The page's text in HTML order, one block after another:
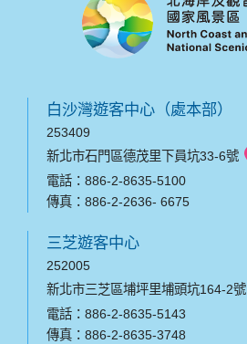
白沙灣遊客中心（處本部）
253409
新北市石門區德茂里下員坑33-6號
電話：886-2-8635-5100
傳真：886-2-2636- 6675
三芝遊客中心
252005
新北市三芝區埔坪里埔頭坑164-2號
電話：886-2-8635-5143
傳真：886-2-8635-3748